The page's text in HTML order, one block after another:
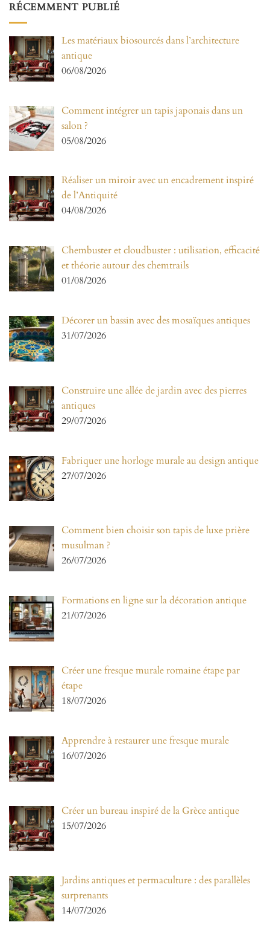
RÉCEMMENT PUBLIÉ
Les matériaux biosourcés dans l’architecture
antique
06/08/2026
Comment intégrer un tapis japonais dans un
salon ?
05/08/2026
Réaliser un miroir avec un encadrement inspiré
de l’Antiquité
04/08/2026
Chembuster et cloudbuster : utilisation, efficacité
et théorie autour des chemtrails
01/08/2026
Décorer un bassin avec des mosaïques antiques
31/07/2026
Construire une allée de jardin avec des pierres
antiques
29/07/2026
Fabriquer une horloge murale au design antique
27/07/2026
Comment bien choisir son tapis de luxe prière
musulman ?
26/07/2026
Formations en ligne sur la décoration antique
21/07/2026
Créer une fresque murale romaine étape par
étape
18/07/2026
Apprendre à restaurer une fresque murale
16/07/2026
Créer un bureau inspiré de la Grèce antique
15/07/2026
Jardins antiques et permaculture : des parallèles
surprenants
14/07/2026